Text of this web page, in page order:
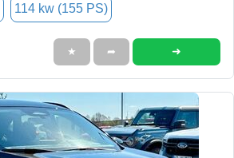
114 kw (155 PS)
★ ➦ ➜